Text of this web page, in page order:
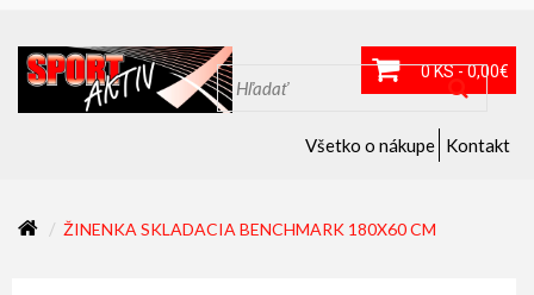
0 KS - 0,00€
Všetko o nákupe Kontakt
ŽINENKA SKLADACIA BENCHMARK 180X60 CM